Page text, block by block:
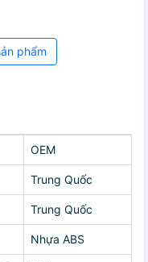
phẩm
OEM
Trung Quốc
Trung Quốc
Nhựa ABS